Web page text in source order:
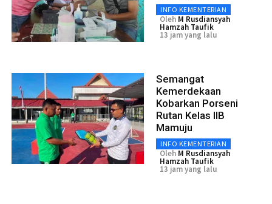
INFO KEMENTERIAN
Oleh M Rusdiansyah
Hamzah Taufik
13 jam yang lalu
Semangat
Kemerdekaan
Kobarkan Porseni
Rutan Kelas IIB
Mamuju
INFO KEMENTERIAN
Oleh M Rusdiansyah
Hamzah Taufik
13 jam yang lalu